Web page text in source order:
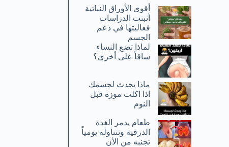
أقوى الأوراق النباتية
أثبتت الدراسات
فعاليتها في دعم
الجسم
لماذا تضع النساء
ساقاً على أخرى؟
ماذا يحدث لجسمك
اذا اكلت موزة قبل
النوم
طعام يدمر الغدة
الدرقية وتتناوله يومياً
تجنبه من الأن